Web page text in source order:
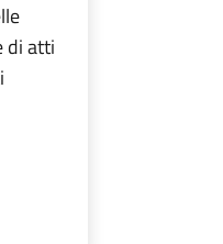
di atti